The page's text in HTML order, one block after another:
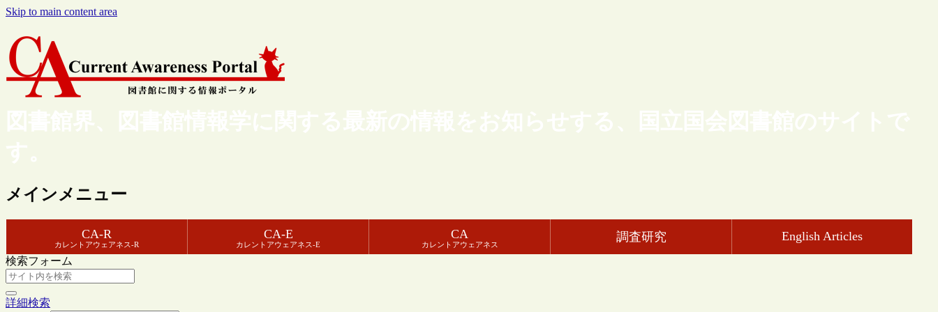
Skip to main content area
図書館界、図書館情報学に関する最新の情報をお知らせする、国立国会図書館のサイトで
す。
メインメニュー
CA-R
カレントアウェアネス-R
CA-E
カレントアウェアネス-E
CA
カレントアウェアネス
調査研究 English Articles
検索フォーム
詳細検索